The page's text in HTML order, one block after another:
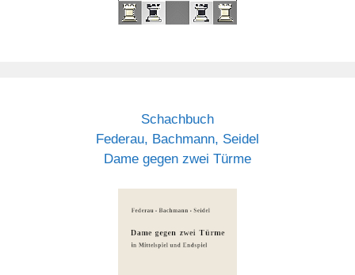
Schachbuch
Federau, Bachmann, Seidel
Dame gegen zwei Türme